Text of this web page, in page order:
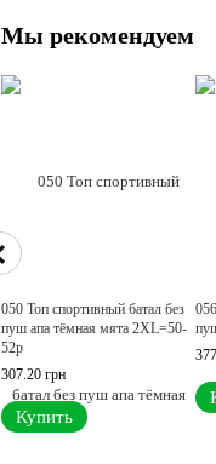
Мы рекомендуем
050 Топ спортивный батал без
пуш апа тёмная мята 2XL=50-
52p
307.20 грн
Купить